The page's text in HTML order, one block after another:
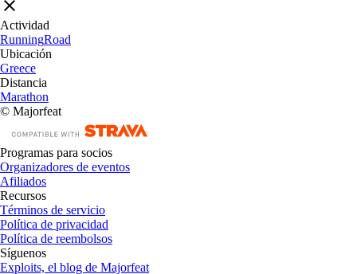
Actividad
RunningRoad
Ubicación
Greece
Distancia
Marathon
© Majorfeat
Programas para socios
Organizadores de eventos
Afiliados
Recursos
Términos de servicio
Política de privacidad
Política de reembolsos
Síguenos
Exploits, el blog de Majorfeat